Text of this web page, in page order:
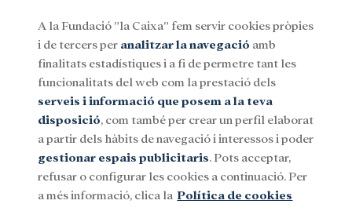
Menu
SocialInvestigació i bequesCultura
A la Fundació ”la Caixa” fem servir cookies pròpies
i de tercers per analitzar la navegació amb
finalitats estadístiques i a fi de permetre tant les
funcionalitats del web com la prestació dels
serveis i informació que posem a la teva
disposició, com també per crear un perfil elaborat
a partir dels hàbits de navegació i interessos i poder
gestionar espais publicitaris. Pots acceptar,
refusar o configurar les cookies a continuació. Per
a més informació, clica la Política de cookies